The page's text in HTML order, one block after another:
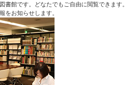
書館です。どなたでもご自由に閲覧できます。
をお知らせします。